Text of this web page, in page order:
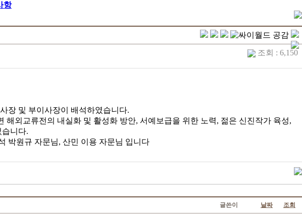
항
조회 : 6,150
장 및 부이사장이 배석하였습니다.
외교류전의 내실화 및 활성화 방안, 서예보급을 위한 노력, 젊은 신진작가 육성,
니다.
박원규 자문님, 산민 이용 자문님 입니다
글쓴이 날짜 조회